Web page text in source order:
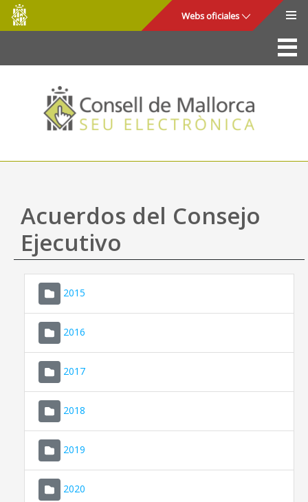
Saltar al contenido principal
Consell
de
Mallorca
Webs oficiales
La Sede
Consejo de Mallorca
Acceso y seguridad
Utilidades
Mapa web
Ayuda
Acuerdos del Consejo
Ejecutivo
2015
2016
2017
2018
2019
2020